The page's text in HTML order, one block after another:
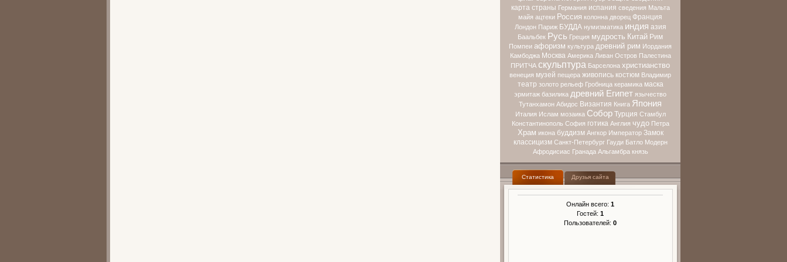
карта страны Германия испания сведения Мальта
майя ацтеки Россия колонна дворец Франция
Лондон Париж БУДДА нумизматика индия азия
Баальбек Русь Греция мудрость Китай Рим
Помпеи афоризм культура древний рим Иордания
Камбоджа Москва Америка Ливан Остров Палестина
ПРИТЧА скульптура Барселона христианство
венеция музей пещера живопись костюм Владимир
театр золото рельеф Гробница керамика маска
эрмитаж базилика древний Египет язычество
Тутанхамон Абидос Византия Книга Япония
Италия Ислам мозаика Собор Турция Стамбул
Константинополь София готика Англия чудо Петра
Храм икона буддизм Ангкор Император Замок
классицизм Санкт-Петербург Гауди Батло Модерн
Афродисиас Гранада Альгамбра князь
Статистика Друзья сайта
Онлайн всего: 1
Гостей: 1
Пользователей: 0